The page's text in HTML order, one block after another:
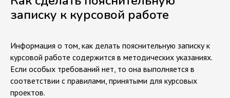
записку к курсовой работе
Информация о том, как делать пояснительную записку к
курсовой работе содержится в методических указаниях.
Если особых требований нет, то она выполняется в
соответствии с правилами, принятыми для курсовых
проектов.